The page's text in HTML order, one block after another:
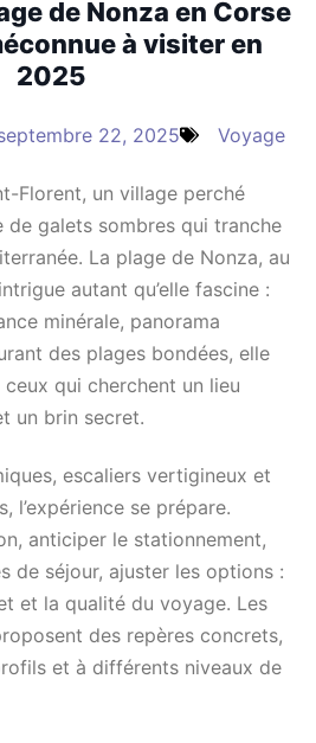
de Nonza en Corse
à visiter en
2025
22, 2025 Voyage
Florent, un village perché
de galets sombres qui tranche
La plage de Nonza, au
autant qu’elle fascine :
minérale, panorama
des plages bondées, elle
qui cherchent un lieu
un brin secret.
escaliers vertigineux et
l’expérience se prépare.
anticiper le stationnement,
de séjour, ajuster les options :
et la qualité du voyage. Les
des repères concrets,
et à différents niveaux de